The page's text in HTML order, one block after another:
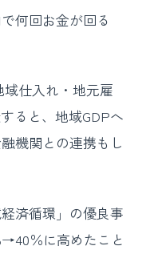
何回お金が回る
仕入れ・地元雇
ると、地域GDPへ
機関との連携もし
済循環」の優良事
％に高めたこと